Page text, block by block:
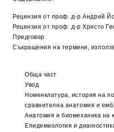
Рецензия от проф. д-р Андрей
Рецензия от проф. д-р Христо
Предговор
Съкращения на термини,
Обща част
Увод
Номенклатура, история на
сравнителна анатомия и
Анатомия и биомеханика на
Епидемиология и